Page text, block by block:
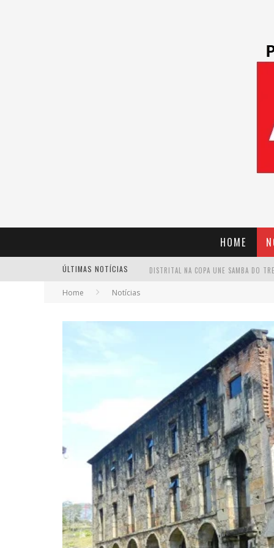
HOME
ÚLTIMAS NOTÍCIAS
Home Notícias